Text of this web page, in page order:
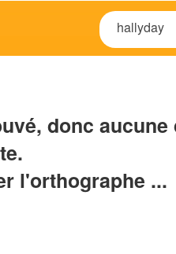
donc
l'orthographe ...